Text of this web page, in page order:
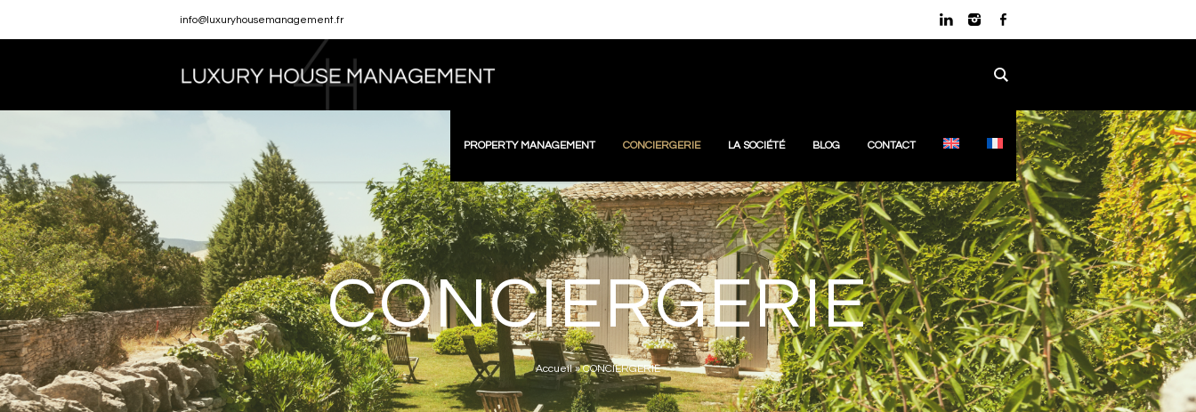
info@luxuryhousemanagement.fr
PROPERTY MANAGEMENT CONCIERGERIE LA SOCIÉTÉ BLOG CONTACT
CONCIERGERIE
Accueil»CONCIERGERIE